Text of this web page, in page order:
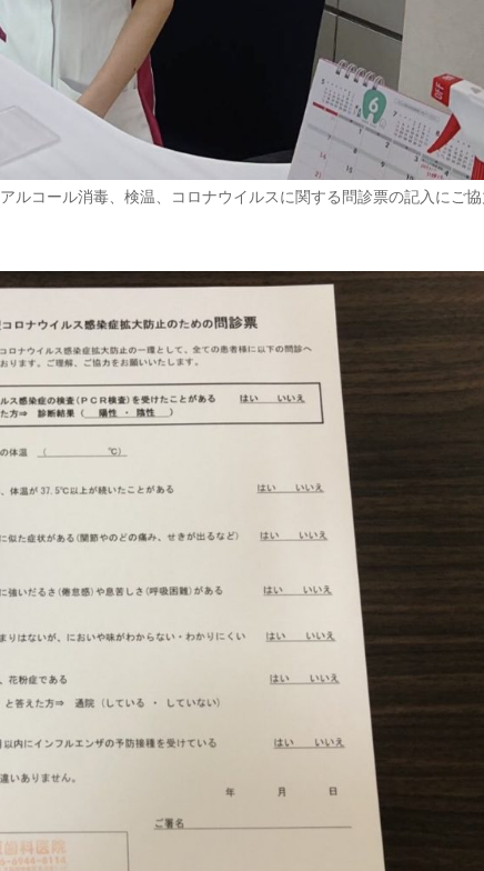
アルコール消毒、検温、コロナウイルスに関する問診票の記入にご